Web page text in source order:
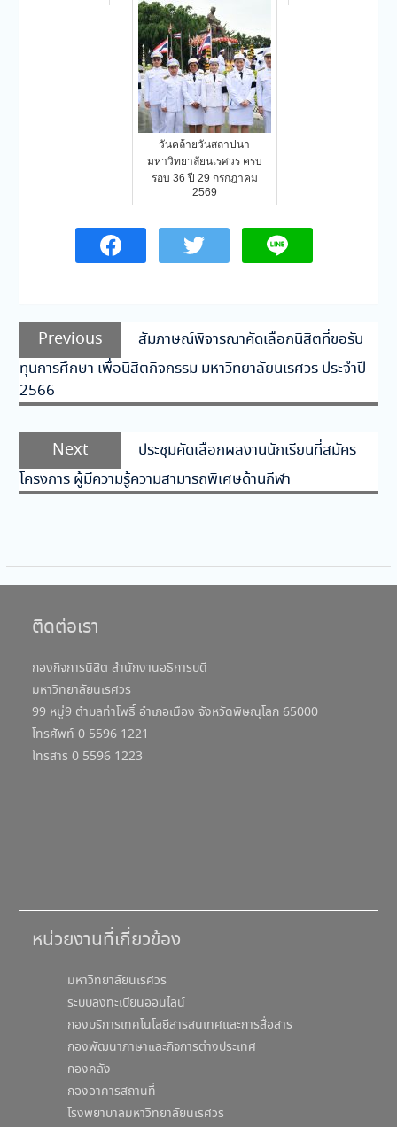
วันคล้ายวันสถาปนา
มหาวิทยาลัยนเรศวร ครบ
รอบ 36 ปี 29 กรกฎาคม
2569
แนะแนว
เรื่อง
Previous
Previous
post:
สัมภาษณ์พิจารณาคัดเลือกนิสิตที่ขอรับ
ทุนการศึกษา เพื่อนิสิตกิจกรรม มหาวิทยาลัยนเรศวร ประจำปี
2566
Next
Next
post:
ประชุมคัดเลือกผลงานนักเรียนที่สมัคร
โครงการ ผู้มีความรู้ความสามารถพิเศษด้านกีฬา
ติดต่อเรา
กองกิจการนิสิต สำนักงานอธิการบดี
มหาวิทยาลัยนเรศวร
99 หมู่9 ตำบลท่าโพธิ์ อำเภอเมือง จังหวัดพิษณุโลก 65000
โทรศัพท์ 0 5596 1221
โทรสาร 0 5596 1223
หน่วยงานที่เกี่ยวข้อง
มหาวิทยาลัยนเรศวร
ระบบลงทะเบียนออนไลน์
กองบริการเทคโนโลยีสารสนเทศและการสื่อสาร
กองพัฒนาภาษาและกิจการต่างประเทศ
กองคลัง
กองอาคารสถานที่
โรงพยาบาลมหาวิทยาลัยนเรศวร